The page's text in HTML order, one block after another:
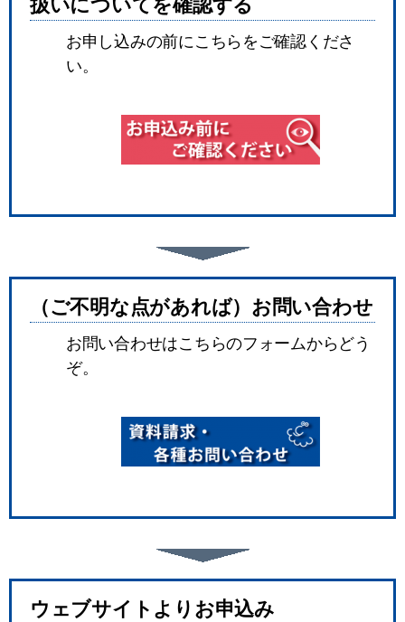
扱いについてを確認する
お申し込みの前にこちらをご確認くださ
い。
（ご不明な点があれば）お問い合わせ
お問い合わせはこちらのフォームからどう
ぞ。
ウェブサイトよりお申込み